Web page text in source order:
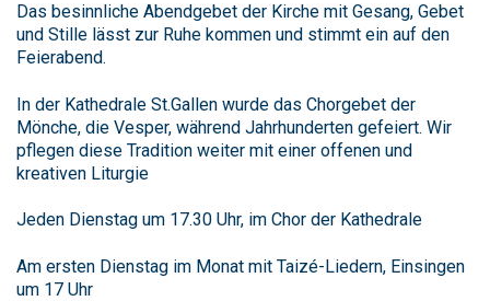
Das besinnliche Abendgebet der Kirche mit Gesang, Gebet
und Stille lässt zur Ruhe kommen und stimmt ein auf den
Feierabend.
In der Kathedrale St.Gallen wurde das Chorgebet der
Mönche, die Vesper, während Jahrhunderten gefeiert. Wir
pflegen diese Tradition weiter mit einer offenen und
kreativen Liturgie
Jeden Dienstag um 17.30 Uhr, im Chor der Kathedrale
Am ersten Dienstag im Monat mit Taizé-Liedern, Einsingen
um 17 Uhr